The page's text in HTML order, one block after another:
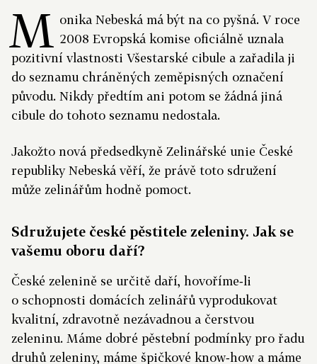
M onika Nebeská má být na co pyšná. V roce
2008 Evropská komise oficiálně uznala
pozitivní vlastnosti Všestarské cibule a zařadila ji
do seznamu chráněných zeměpisných označení
původu. Nikdy předtím ani potom se žádná jiná
cibule do tohoto seznamu nedostala.
Jakožto nová předsedkyně Zelinářské unie České
republiky Nebeská věří, že právě toto sdružení
může zelinářům hodně pomoct.
Sdružujete české pěstitele zeleniny. Jak se
vašemu oboru daří?
České zelenině se určitě daří, hovoříme‑li
o schopnosti domácích zelinářů vyprodukovat
kvalitní, zdravotně nezávadnou a čerstvou
zeleninu. Máme dobré pěstební podmínky pro řadu
druhů zeleniny, máme špičkové know‑how a máme